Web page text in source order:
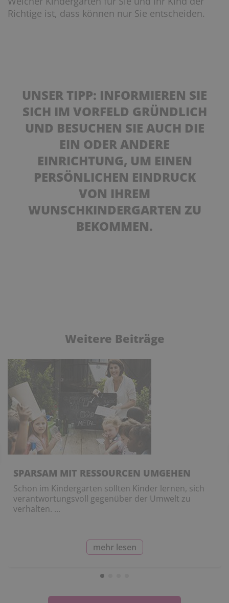
Richtige ist, dass können nur Sie entscheiden.
UNSER TIPP: INFORMIEREN SIE
SICH IM VORFELD GRÜNDLICH
UND BESUCHEN SIE AUCH DIE
EIN ODER ANDERE
EINRICHTUNG, UM EINEN
PERSÖNLICHEN EINDRUCK
VON IHREM
WUNSCHKINDERGARTEN ZU
BEKOMMEN.
Weitere Beiträge
SPARSAM MIT RESSOURCEN UMGEHEN
Schon im Kindergarten sollten Kinder lernen, sich
verantwortungsvoll gegenüber der Umwelt zu
verhalten. ...
mehr lesen